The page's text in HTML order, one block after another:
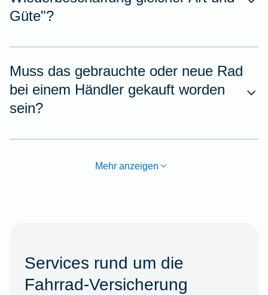
Güte"?
Muss das gebrauchte oder neue Rad
bei einem Händler gekauft worden
sein?
Mehr anzeigen
Services rund um die
Fahrrad-Versicherung